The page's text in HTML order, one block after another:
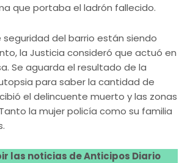
que portaba el ladrón fallecido.
seguridad del barrio están siendo
la Justicia consideró que actuó en
Se aguarda el resultado de la
para saber la cantidad de
el delincuente muerto y las zonas
la mujer policía como su familia
las noticias de Anticipos Diario